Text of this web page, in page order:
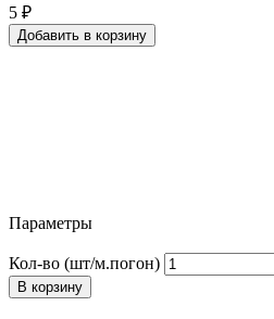
5 ₽
Добавить в корзину
Параметры
Кол-во (шт/м.погон)
В корзину